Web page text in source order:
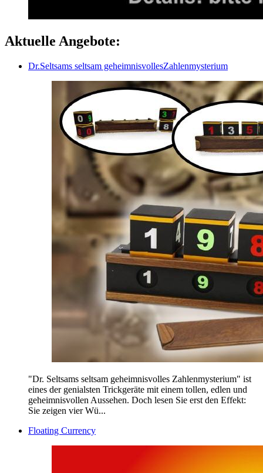
Aktuelle Angebote:
Dr.Seltsams seltsam geheimnisvollesZahlenmysterium
"Dr. Seltsams seltsam geheimnisvolles Zahlenmysterium" ist
eines der genialsten Trickgeräte mit einem tollen, edlen und
geheimnisvollen Aussehen. Doch lesen Sie erst den Effekt:
Sie zeigen vier Wü...
Floating Currency